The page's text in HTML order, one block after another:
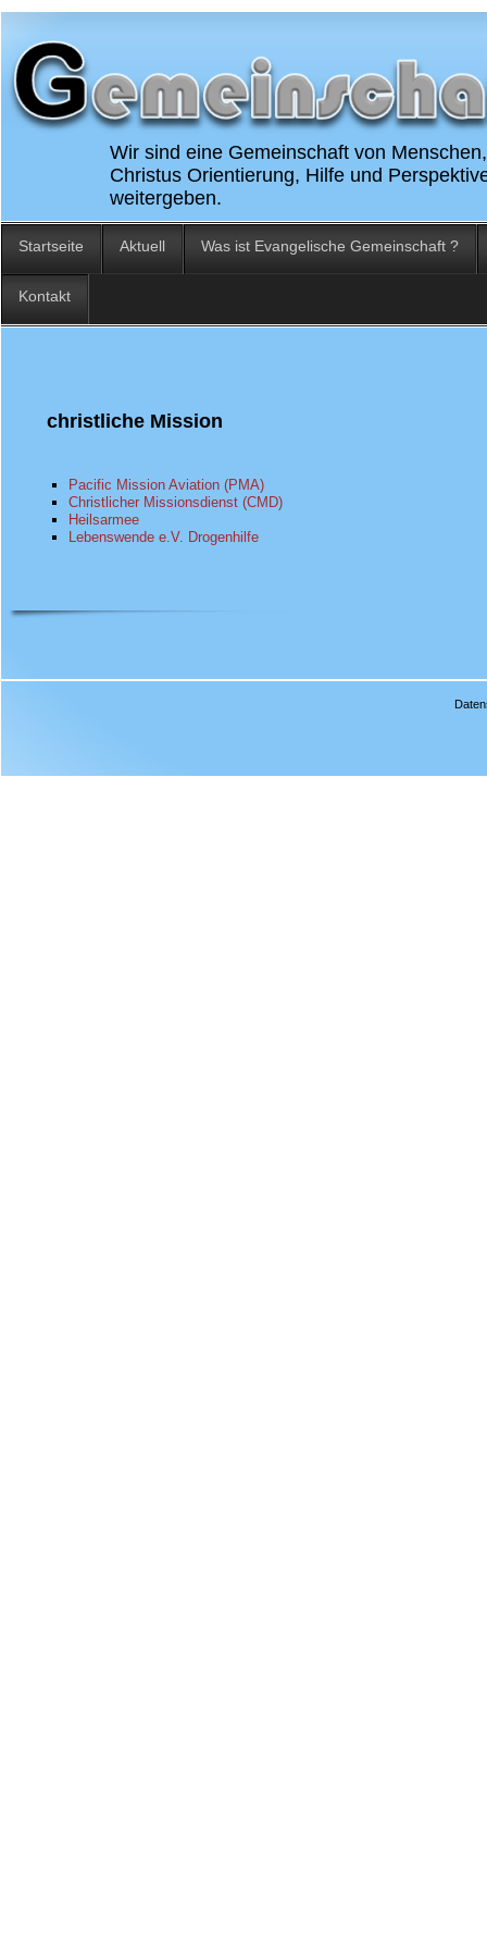
Wir sind eine Gemeinschaft von
Christus Orientierung, Hilfe und
weitergeben.
Startseite Aktuell Was ist Evangelische Gemeinschaft ?
Kontakt
christliche Mission
Pacific Mission Aviation (PMA)
Christlicher Missionsdienst (CMD)
Heilsarmee
Lebenswende e.V. Drogenhilfe